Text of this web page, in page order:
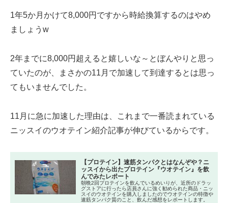
1年5か月かけて8,000円ですから時給換算するのはやめ
ましょうw
2年までに8,000円超えると嬉しいな～とぼんやりと思っ
ていたのが、まさかの11月で加速して到達するとは思っ
てもいませんでした。
11月に急に加速した理由は、これまで一番読まれている
ニッスイのウオテイン紹介記事が伸びているからです。
【プロテイン】速筋タンパクとはなんぞや？ニ
ッスイから出たプロテイン『ウオテイン』を飲
んでみたレポート
朝晩2回プロテインを飲んでいるめいりが、近所のドラッ
グストアに行ったら店員さんに強く勧められた商品・ニッ
スイのウオテインを購入しましたのでウオテインの特徴や
速筋タンパク質のこと、飲んだ感想をレポートします。